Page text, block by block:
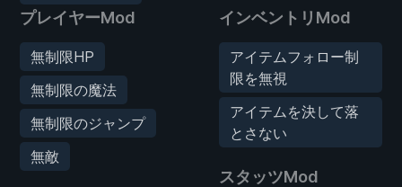
プレイヤーMod
無制限HP
無制限の魔法
無制限のジャンプ
無敵
インベントリMod
アイテムフォロー制
限を無視
アイテムを決して落
とさない
スタッツMod